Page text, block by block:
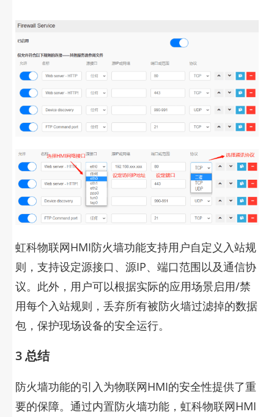
虹科物联网HMI防火墙功能支持用户自定义入站规
则，支持设定源接口、源IP、端口范围以及通信协
议。此外，用户可以根据实际的应用场景启用/禁
用每个入站规则，丢弃所有被防火墙过滤掉的数据
包，保护现场设备的安全运行。
3 总结
防火墙功能的引入为物联网HMI的安全性提供了重
要的保障。通过内置防火墙功能， 虹科物联网HMI